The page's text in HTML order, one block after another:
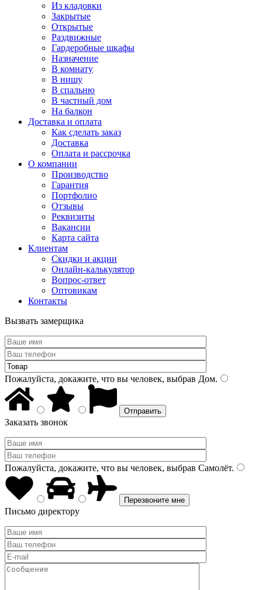
Из кладовки
Закрытые
Открытые
Раздвижные
Гардеробные шкафы
Назначение
В комнату
В нишу
В спальню
В частный дом
На балкон
Доставка и оплата
Как сделать заказ
Доставка
Оплата и рассрочка
О компании
Производство
Гарантия
Портфолио
Отзывы
Реквизиты
Вакансии
Карта сайта
Клиентам
Скидки и акции
Онлайн-калькулятор
Вопрос-ответ
Оптовикам
Контакты
Вызвать замерщика
Пожалуйста, докажите, что вы человек, выбрав Дом.
Заказать звонок
Пожалуйста, докажите, что вы человек, выбрав Самолёт.
Письмо директору